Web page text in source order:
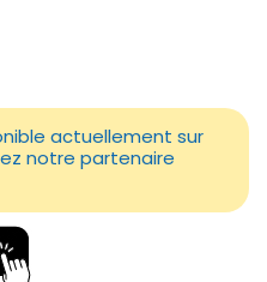
actuellement sur
notre partenaire